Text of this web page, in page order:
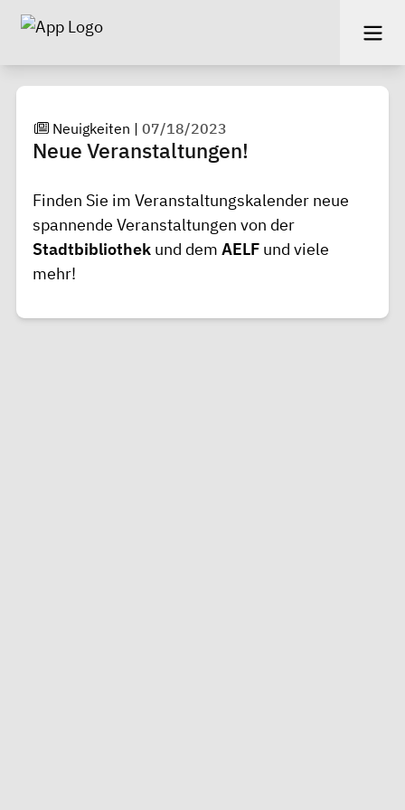
Neuigkeiten |07/18/2023
Neue Veranstaltungen!
Finden Sie im Veranstaltungskalender neue
spannende Veranstaltungen von der
Stadtbibliothek und dem AELF und viele
mehr!